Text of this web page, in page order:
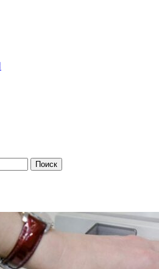
Поиск